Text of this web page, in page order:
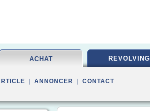
ACHAT REVOLVING
ANNONCER CONTACT